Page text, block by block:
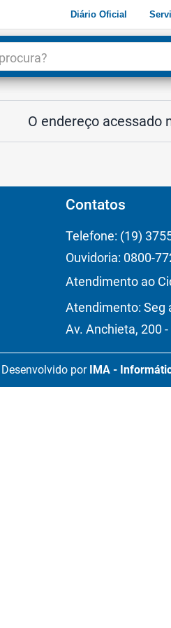
Diário Oficial
O endereço acessado
Contatos
Telefone: (19)
Ouvidoria: 0800-
Atendimento ao
Atendimento: Seg
Av. Anchieta, 200
Desenvolvido por IMA -